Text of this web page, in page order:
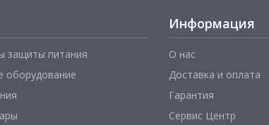
защиты питания
оборудование
Информация
О нас
Доставка и оплата
Гарантия
Сервис Центр